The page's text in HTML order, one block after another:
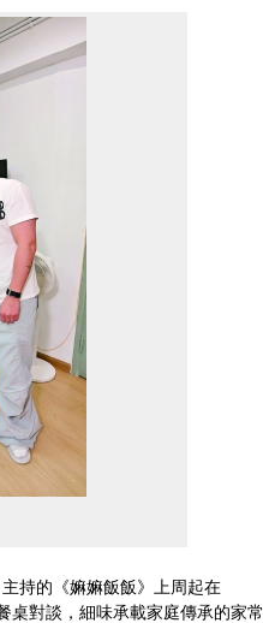
持的《嫲嫲飯飯》上周起在
桌對談，細味承載家庭傳承的家常